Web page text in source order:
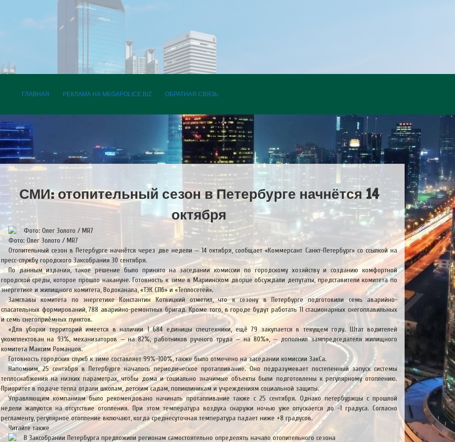
ГЛАВНАЯ РЕКЛАМА НА MEGAPOLICE.BIZ ОБРАТНАЯ СВЯЗЬ
СМИ: отопительный сезон в Петербурге начнётся 14
октября
Фото: Олег Золото / MR7
Отопительный сезон в Петербурге начнётся через две недели — 14 октября, сообщает «Коммерсант Санкт-Петербург» со ссылкой на
пресс-службу городского Заксобрания 30 сентября.
По данным издания, такое решение было принято на заседании комиссии по городскому хозяйству и созданию комфортной
городской среды, которое прошло накануне. Готовность к зиме в Мариинском дворце обсуждали депутаты, представители комитета по
энергетике и жилищного комитета, Водоканала, «ТЭК СПб» и «Теплосетей».
Замглавы комитета по энергетике Константин Котвицкий отметил, что к сезону в Петербурге подготовили семь аварийно-
спасательных формирований, 788 аварийно-ремонтных бригад. Кроме того, в городе будут работать 11 стационарных снегоплавильных
и семь снегоприёмных пунктов.
«Для уборки территорий имеется в наличии 1 684 единицы спецтехники, ещё 79 закупается в текущем году. Штат водителей
укомплектован на 93%, механизаторов — на 82%, работников ручного труда — на 80%», — дополнил зампредседателя жилищного
комитета Максим Романцов.
Готовность городских служб к зиме составляет 99%-100%, также было отмечено на заседании комиссии ЗакСа.
Напомним, 25 сентября в Петербурге началось периодическое протапливание. Оно подразумевает постепенный запуск системы
теплоснабжения на низких параметрах, чтобы дома и социально значимые объекты были подготовлены к регулярному отоплению.
Приоритет в подаче тепла отдали школам, детским садам, поликлиникам и учреждениям социальной защиты.
Управляющим компаниям было рекомендовано начинать протапливание также с 25 сентября. Однако петербуржцы с прошлой
недели жалуются на отсутствие отопления. При этом температура воздуха снаружи ночью уже опускается до -1 градуса. Согласно
регламенту, регулярное отопление включают, когда среднесуточная температура падает ниже +8 градусов.
Читайте также